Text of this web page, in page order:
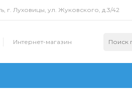
г. Луховицы, ул. Жуковского, д.3/42
Интернет-магазин